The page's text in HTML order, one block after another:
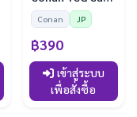
Sleeve — Gin
Conan JP
฿390
เข้าสู่ระบบ
เพื่อสั่งซื้อ